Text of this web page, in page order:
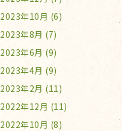
2023年10月 (6)
2023年8月 (7)
2023年6月 (9)
2023年4月 (9)
2023年2月 (11)
2022年12月 (11)
2022年10月 (8)